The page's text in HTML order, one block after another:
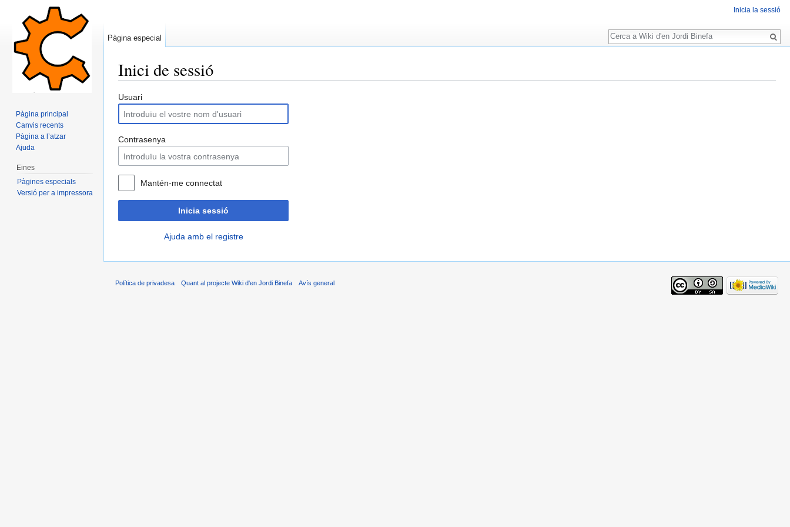
Inici de sessió
Usuari
Contrasenya
Mantén-me connectat
Inicia sessió
Ajuda amb el registre
Inicia la sessió
Pàgina especial
Cerca
Pàgina principal
Canvis recents
Pàgina a l’atzar
Ajuda
Eines
Pàgines especials
Versió per a impressora
Política de privadesa Quant al projecte Wiki d'en Jordi Binefa Avís general